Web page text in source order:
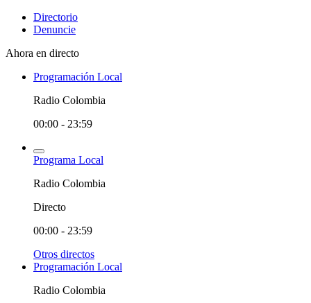
Directorio
Denuncie
Ahora en directo
Programación Local
Radio Colombia
00:00 - 23:59
Programa Local
Radio Colombia
Directo
00:00 - 23:59
Otros directos
Programación Local
Radio Colombia